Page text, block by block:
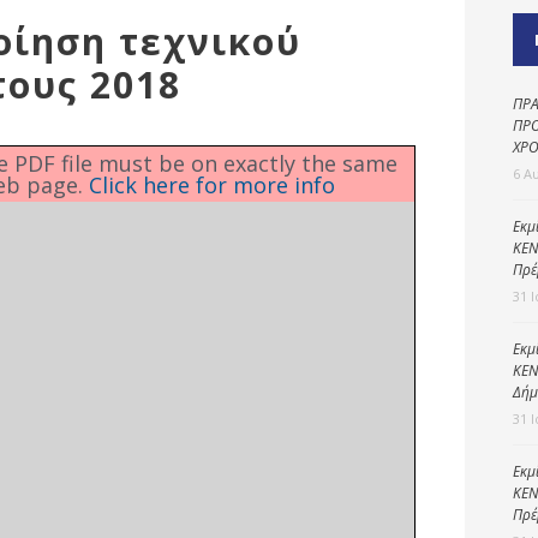
τεχνικού
2018
file must be on exactly the same
page. Click here for more info 6
31
31